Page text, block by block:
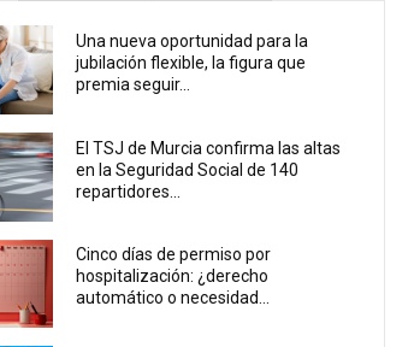
Una nueva oportunidad para la
jubilación flexible, la figura que
premia seguir...
El TSJ de Murcia confirma las altas
en la Seguridad Social de 140
repartidores...
Cinco días de permiso por
hospitalización: ¿derecho
automático o necesidad...